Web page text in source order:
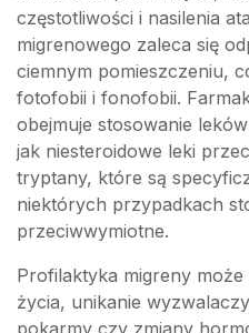
częstotliwości i nasilenia
migrenowego zaleca się
ciemnym pomieszczeniu,
fotofobii i fonofobii.
obejmuje stosowanie
jak niesteroidowe leki
tryptany, które są
niektórych przypadkach
przeciwwymiotne.
Profilaktyka migreny
życia, unikanie